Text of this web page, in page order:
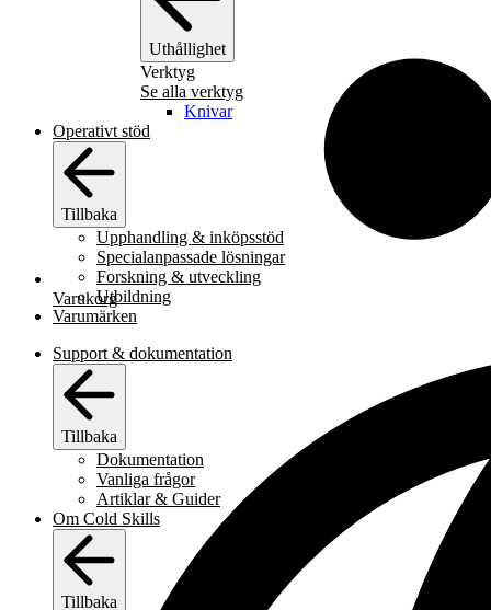
Uthållighet
Verktyg
Se alla verktyg
Knivar
Operativt stöd
Tillbaka
Upphandling & inköpsstöd
Specialanpassade lösningar
Forskning & utveckling
Utbildning
Varumärken
Support & dokumentation
Tillbaka
Dokumentation
Vanliga frågor
Artiklar & Guider
Om Cold Skills
Tillbaka
Varukorg